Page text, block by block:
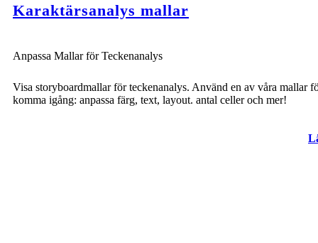
Karaktärsanalys mallar
Anpassa Mallar för Teckenanalys
Visa storyboardmallar för teckenanalys. Använd en av våra mallar
komma igång: anpassa färg, text, layout. antal celler och mer!